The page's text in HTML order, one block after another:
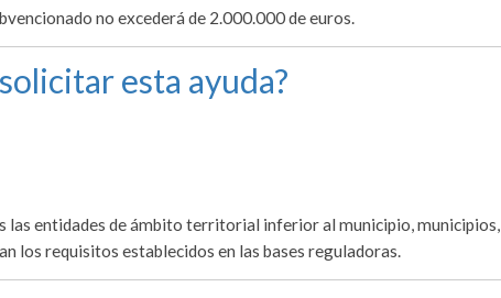
no excederá de 2.000.000 de euros.
esta ayuda?
las entidades de ámbito territorial inferior al municipio, municipios,
los requisitos establecidos en las bases reguladoras.